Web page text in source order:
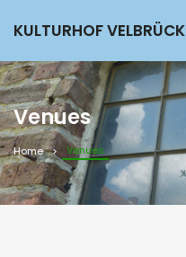
KULTURHOF VELBRÜCK
Venues
Home Venues